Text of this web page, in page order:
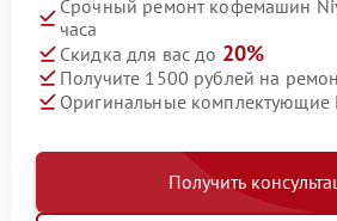
Срочный ремонт кофемашин
часа
Скидка для вас до 20%
Получите 1500 рублей на
Оригинальные комплектующие
Получить